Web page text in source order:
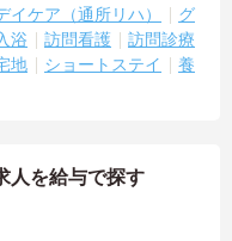
イケア（通所リハ）
グ
浴 訪問看護
訪問診療
地 ショートステイ
養
人を給与で探す